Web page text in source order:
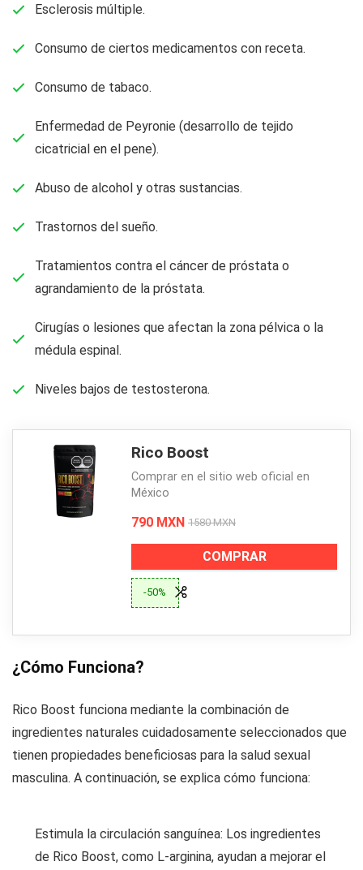
Esclerosis múltiple.
Consumo de ciertos medicamentos con receta.
Consumo de tabaco.
Enfermedad de Peyronie (desarrollo de tejido
cicatricial en el pene).
Abuso de alcohol y otras sustancias.
Trastornos del sueño.
Tratamientos contra el cáncer de próstata o
agrandamiento de la próstata.
Cirugías o lesiones que afectan la zona pélvica o la
médula espinal.
Niveles bajos de testosterona.
Rico Boost
Comprar en el sitio web oficial en
México
790 MXN 1580 MXN
COMPRAR
-50%
¿Cómo Funciona?
Rico Boost funciona mediante la combinación de
ingredientes naturales cuidadosamente seleccionados que
tienen propiedades beneficiosas para la salud sexual
masculina. A continuación, se explica cómo funciona:
Estimula la circulación sanguínea: Los ingredientes
de Rico Boost, como L-arginina, ayudan a mejorar el